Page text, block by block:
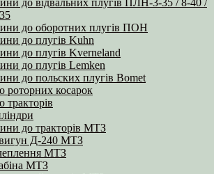
до відвальних плугів ПЛН-3-35 / 8-40 /
до оборотних плугів ПОН
до плугів Kuhn
до плугів Kverneland
до плугів Lemken
до польских плугів Bomet
роторних косарок
тракторів
до тракторів МТЗ
Д-240 МТЗ
МТЗ
МТЗ